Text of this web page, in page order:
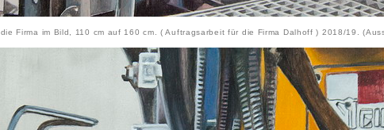
die Firma im Bild, 110 cm auf 160 cm. ( Auftragsarbeit für die Firma Dalhoff ) 2018/19.